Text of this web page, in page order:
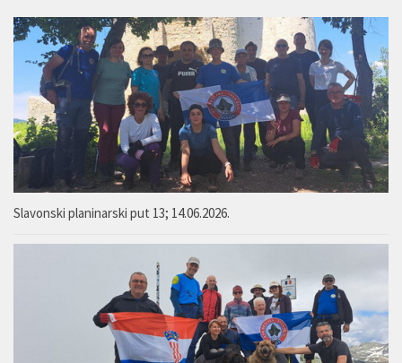
Slavonski planinarski put 13; 14.06.2026.